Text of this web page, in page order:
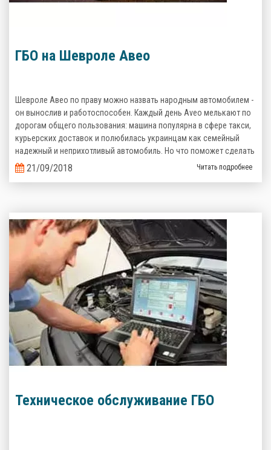
ГБО на Шевроле Авео
Шевроле Авео по праву можно назвать народным автомобилем -
он вынослив и работоспособен. Каждый день Aveo мелькают по
дорогам общего пользования: машина популярна в сфере такси,
курьерских доставок и полюбилась украинцам как семейный
надежный и неприхотливый автомобиль. Но что поможет сделать
его эксплуатацию еще более выгодной? Верно, комплект
газобаллонного оборудования, которое сэкономит кучу денег на
21/09/2018 Читать подробнее
Техническое обслуживание ГБО